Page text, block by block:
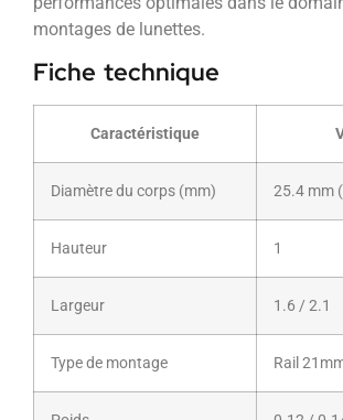
montages de lunettes.
Fiche technique
Caractéristique
Diamètre du corps (mm) 25.4 mm
Hauteur 1
Largeur 1.6 / 2.1
Type de montage Rail